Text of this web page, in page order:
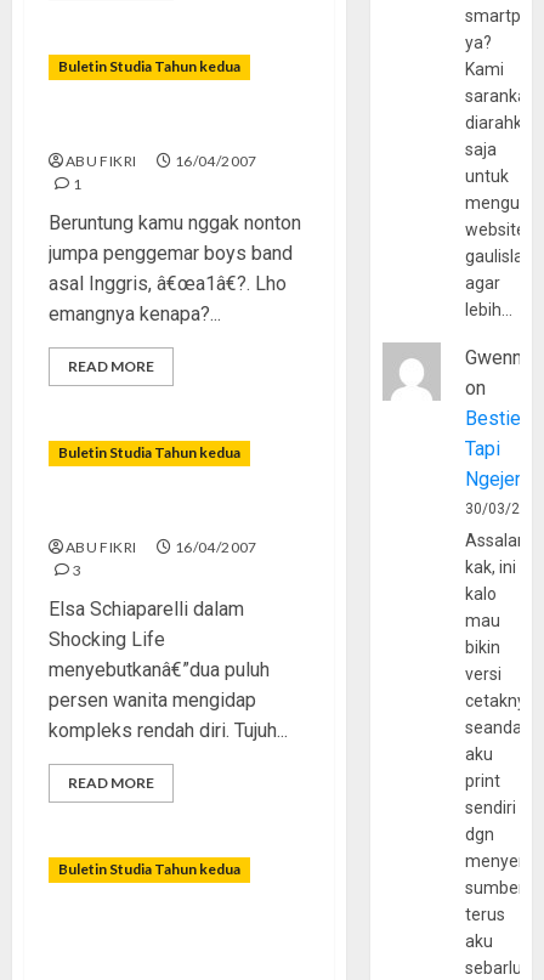
Buletin Studia Tahun kedua
ABU FIKRI
16/04/2007
1
Beruntung kamu nggak nonton
jumpa penggemar boys band
asal Inggris, â€œa1â€?. Lho
emangnya kenapa?...
READ MORE
Buletin Studia Tahun kedua
ABU FIKRI
16/04/2007
3
Elsa Schiaparelli dalam
Shocking Life
menyebutkanâ€”dua puluh
persen wanita mengidap
kompleks rendah diri. Tujuh...
READ MORE
Buletin Studia Tahun kedua
ya?
Kami
sarankan,
diarahkan
saja
untuk
website
agar
lebih…
Gwenny
on
Bestie
Tapi
30/03/
kak, ini
kalo
mau
bikin
versi
cetaknya
aku
print
sendiri
dgn
sumber
terus
aku